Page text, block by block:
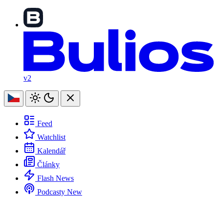
v2
Feed
Watchlist
Kalendář
Články
Flash News
Podcasty New